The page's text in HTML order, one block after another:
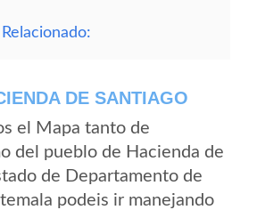
DE SANTIAGO
el Mapa tanto de
del pueblo de Hacienda de
de Departamento de
podeis ir manejando